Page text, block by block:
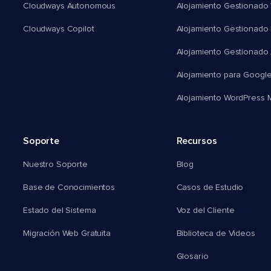
Cloudways Autonomous
Cloudways Copilot
Alojamiento Gestionado
Alojamiento Gestionado
Alojamiento Gestionado
Alojamiento para
Alojamiento WordPress
Soporte
Nuestro Soporte
Base de Conocimientos
Estado del Sistema
Migración Web Gratuita
Recursos
Blog
Casos de Estudio
Voz del Cliente
Biblioteca de Videos
Glosario